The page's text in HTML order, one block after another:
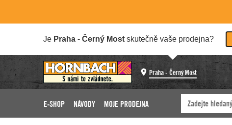
Je Praha - Černý Most skutečně vaše prodejna?
Praha - Černý Most
E-SHOP NÁVODY MOJE PRODEJNA